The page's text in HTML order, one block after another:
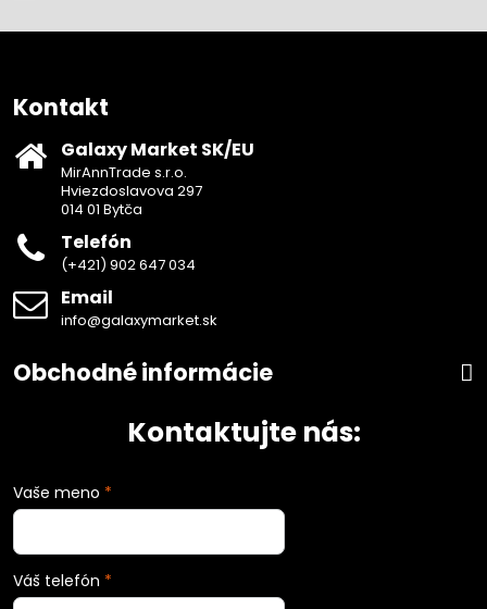
Kontakt
Galaxy Market SK/EU
MirAnnTrade s.r.o.
Hviezdoslavova 297
014 01 Bytča
Telefón
(+421) 902 647 034
Email
info@galaxymarket.sk
Obchodné informácie
Kontaktujte nás:
Vaše meno *
Váš telefón *